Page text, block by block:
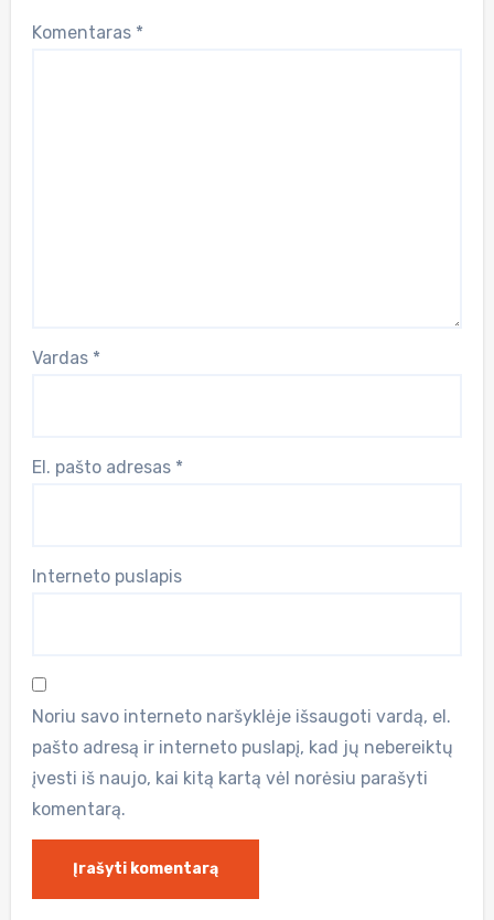
Komentaras *
Vardas *
El. pašto adresas *
Interneto puslapis
Noriu savo interneto naršyklėje išsaugoti vardą, el.
pašto adresą ir interneto puslapį, kad jų nebereiktų
įvesti iš naujo, kai kitą kartą vėl norėsiu parašyti
komentarą.